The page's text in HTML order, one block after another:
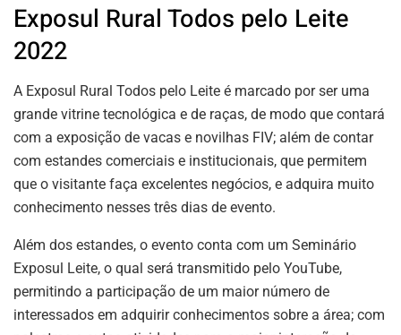
Exposul Rural Todos pelo Leite
2022
A Exposul Rural Todos pelo Leite é marcado por ser uma
grande vitrine tecnológica e de raças, de modo que contará
com a exposição de vacas e novilhas FIV; além de contar
com estandes comerciais e institucionais, que permitem
que o visitante faça excelentes negócios, e adquira muito
conhecimento nesses três dias de evento.
Além dos estandes, o evento conta com um Seminário
Exposul Leite, o qual será transmitido pelo YouTube,
permitindo a participação de um maior número de
interessados em adquirir conhecimentos sobre a área; com